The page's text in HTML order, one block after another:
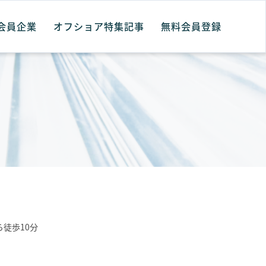
員企業 オフショア特集記事 無料会員登録
徒歩10分